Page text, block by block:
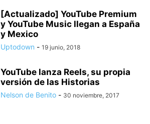
[Actualizado] YouTube Premium
y YouTube Music llegan a España
y Mexico
Uptodown - 19 junio, 2018
YouTube lanza Reels, su propia
versión de las Historias
Nelson de Benito - 30 noviembre, 2017